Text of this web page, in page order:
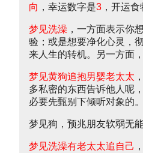
向 ，幸运数字是3 ，开运食
梦见洗澡 ，一方面表示你
验；或是想要净化心灵，
来人生的转机。另一方面
梦见黄狗追抱男婴老太太
多私密的东西告诉他人呢
必要先甄别下倾听对象的。
梦见狗，预兆朋友软弱无能
梦见洗澡有老太太追自己